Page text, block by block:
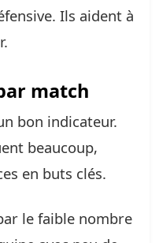
Ils aident à
match
bon indicateur.
beaucoup,
en buts clés.
le faible nombre